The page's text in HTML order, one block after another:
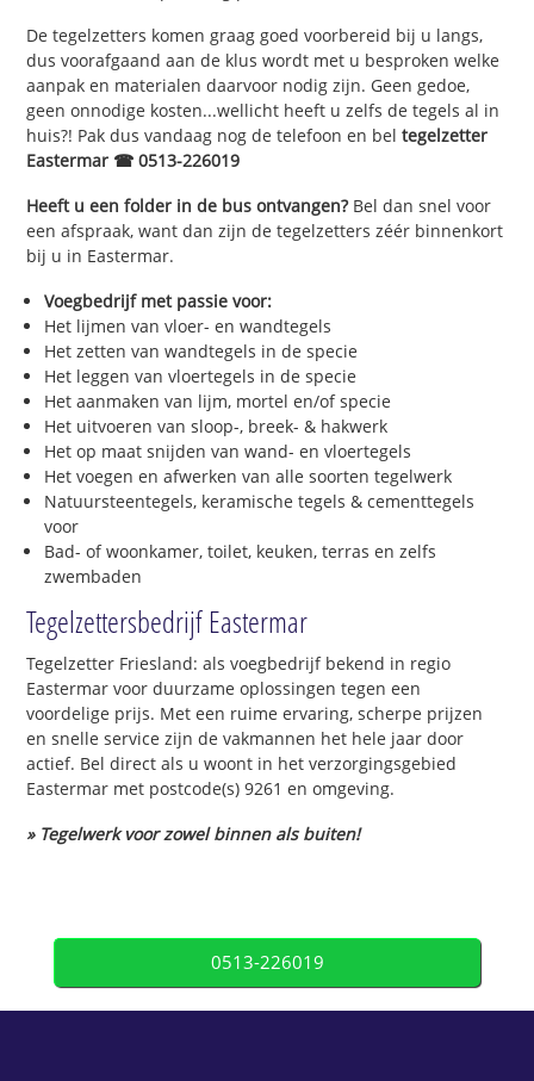
De tegelzetters komen graag goed voorbereid bij u langs,
dus voorafgaand aan de klus wordt met u besproken welke
aanpak en materialen daarvoor nodig zijn. Geen gedoe,
geen onnodige kosten...wellicht heeft u zelfs de tegels al in
huis?! Pak dus vandaag nog de telefoon en beltegelzetter
Eastermar ☎ 0513-226019
Heeft u een folder in de bus ontvangen?Bel dan snel voor
een afspraak, want dan zijn de tegelzetters zéér binnenkort
bij u in Eastermar.
Voegbedrijf met passie voor:
Het lijmen van vloer- en wandtegels
Het zetten van wandtegels in de specie
Het leggen van vloertegels in de specie
Het aanmaken van lijm, mortel en/of specie
Het uitvoeren van sloop-, breek- & hakwerk
Het op maat snijden van wand- en vloertegels
Het voegen en afwerken van alle soorten tegelwerk
Natuursteentegels, keramische tegels & cementtegels
voor
Bad- of woonkamer, toilet, keuken, terras en zelfs
zwembaden
Tegelzettersbedrijf Eastermar
Tegelzetter Friesland: als voegbedrijf bekend in regio
Eastermar voor duurzame oplossingen tegen een
voordelige prijs. Met een ruime ervaring, scherpe prijzen
en snelle service zijn de vakmannen het hele jaar door
actief. Bel direct als u woont in het verzorgingsgebied
Eastermar met postcode(s) 9261 en omgeving.
» Tegelwerk voor zowel binnen als buiten!
0513-226019